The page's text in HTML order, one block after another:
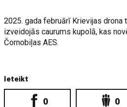
2025. gada februārī Krievijas drona
izveidojās caurums kupolā, kas
Čornobiļas AES.
Ieteikt
0 0